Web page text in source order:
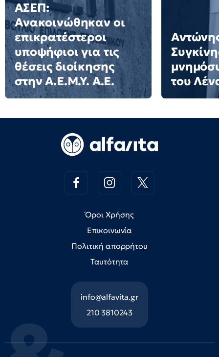
ΑΣΕΠ:
Ανακοινώθηκαν οι
επικρατέστεροι
υποψήφιοι για τις
θέσεις διοίκησης
στην Α.Ε.Μ.Υ. Α.Ε.
του
Όροι Χρήσης
Επικοινωνία
Πολιτική απορρήτου
Ταυτότητα
info@alfavita.gr
210 3810243